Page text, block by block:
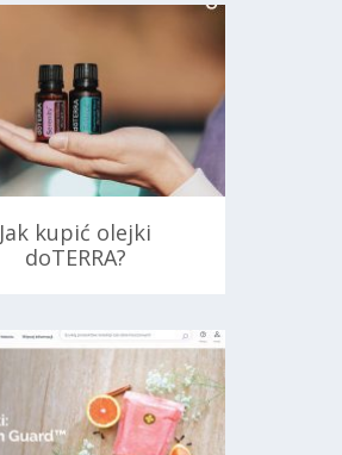
Jak kupić olejki
doTERRA?